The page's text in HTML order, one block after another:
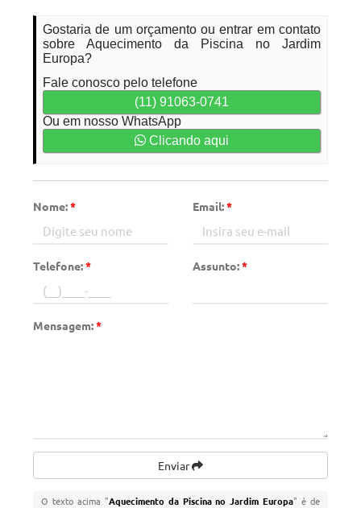
Gostaria de um orçamento ou entrar em contato
sobre Aquecimento da Piscina no Jardim
Europa?
Fale conosco pelo telefone
(11) 91063-0741
Ou em nosso WhatsApp
Clicando aqui
Nome:* Email:*
Telefone:* Assunto:*
Mensagem:*
Enviar
O texto acima "Aquecimento da Piscina no Jardim Europa" é de